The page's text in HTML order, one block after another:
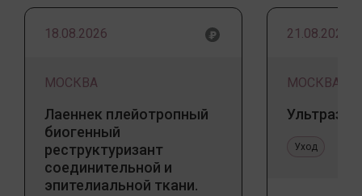
18.08.2026
МОСКВА
Лаеннек плейотропный
биогенный
реструктуризант
соединительной и
эпителиальной ткани.
21.08.2026
МОСКВА
Уход